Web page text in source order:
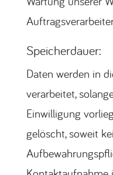
Speicherdauer:
Daten werden in
verarbeitet,
Einwilligung
gelöscht, soweit